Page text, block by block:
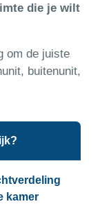
die je wilt
om de juiste
buitenunit,
kamer